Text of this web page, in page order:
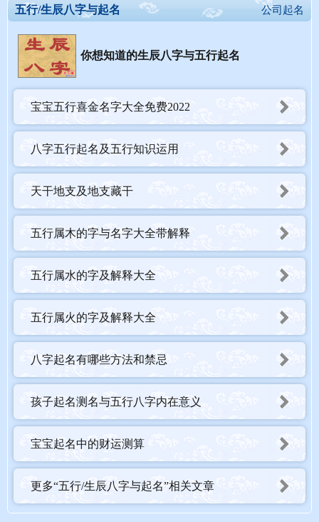
公司起名
五行/生辰八字与起名
你想知道的生辰八字与五行起名
宝宝五行喜金名字大全免费2022
八字五行起名及五行知识运用
天干地支及地支藏干
五行属木的字与名字大全带解释
五行属水的字及解释大全
五行属火的字及解释大全
八字起名有哪些方法和禁忌
孩子起名测名与五行八字内在意义
宝宝起名中的财运测算
更多“五行/生辰八字与起名”相关文章